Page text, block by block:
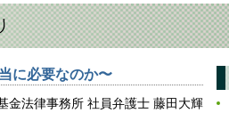
に必要なのか〜
金法律事務所 社員弁護士 藤田大輝